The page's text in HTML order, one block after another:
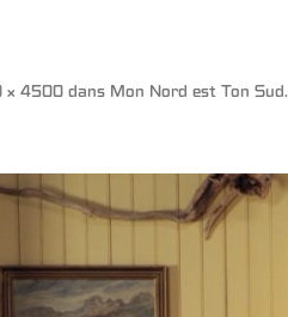
× 4500 dans Mon Nord est Ton Sud.